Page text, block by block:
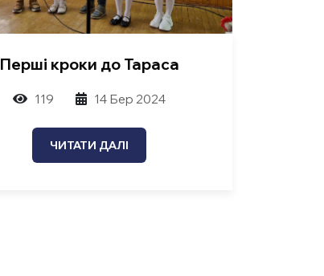
Перші кроки до Тараса
119 14 Бер 2024
ЧИТАТИ ДАЛІ